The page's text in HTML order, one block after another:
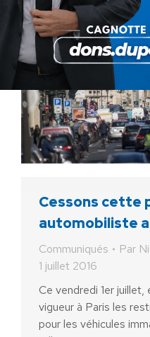
Cessons cette
automobiliste
Communiqués Par
1 juillet 2016
Ce vendredi 1er
vigueur à Paris les
pour les véhicules